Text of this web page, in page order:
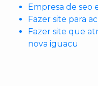
Empresa de seo
Fazer site para
Fazer site que
nova iguacu